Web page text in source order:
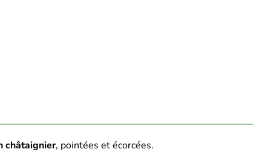
châtaignier, pointées et écorcées.